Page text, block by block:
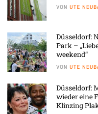
VON UTE
Düsseldorf:
Park –
weekend“
VON UTE
Düsseldorf:
wieder eine
Klinzing